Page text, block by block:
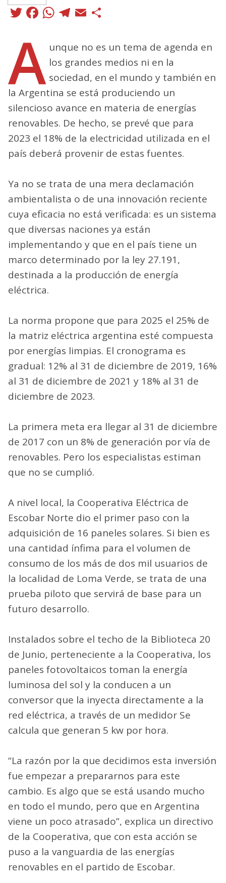
Twitter
Facebook
WhatsApp
Telegram
Email
A unque no es un tema de agenda en
los grandes medios ni en la
sociedad, en el mundo y también en
la Argentina se está produciendo un
silencioso avance en materia de energías
renovables. De hecho, se prevé que para
2023 el 18% de la electricidad utilizada en el
país deberá provenir de estas fuentes.
Ya no se trata de una mera declamación
ambientalista o de una innovación reciente
cuya eficacia no está verificada: es un sistema
que diversas naciones ya están
implementando y que en el país tiene un
marco determinado por la ley 27.191,
destinada a la producción de energía
eléctrica.
La norma propone que para 2025 el 25% de
la matriz eléctrica argentina esté compuesta
por energías limpias. El cronograma es
gradual: 12% al 31 de diciembre de 2019, 16%
al 31 de diciembre de 2021 y 18% al 31 de
diciembre de 2023.
La primera meta era llegar al 31 de diciembre
de 2017 con un 8% de generación por vía de
renovables. Pero los especialistas estiman
que no se cumplió.
A nivel local, la Cooperativa Eléctrica de
Escobar Norte dio el primer paso con la
adquisición de 16 paneles solares. Si bien es
una cantidad ínfima para el volumen de
consumo de los más de dos mil usuarios de
la localidad de Loma Verde, se trata de una
prueba piloto que servirá de base para un
futuro desarrollo.
Instalados sobre el techo de la Biblioteca 20
de Junio, perteneciente a la Cooperativa, los
paneles fotovoltaicos toman la energía
luminosa del sol y la conducen a un
conversor que la inyecta directamente a la
red eléctrica, a través de un medidor Se
calcula que generan 5 kw por hora.
“La razón por la que decidimos esta inversión
fue empezar a prepararnos para este
cambio. Es algo que se está usando mucho
en todo el mundo, pero que en Argentina
viene un poco atrasado”, explica un directivo
de la Cooperativa, que con esta acción se
puso a la vanguardia de las energías
renovables en el partido de Escobar.